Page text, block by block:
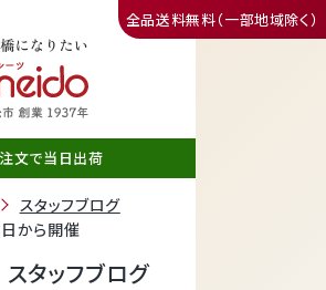
全品送料無料（一部地域除く）
文で当日出荷
スタッフブログ
から開催
スタッフブログ